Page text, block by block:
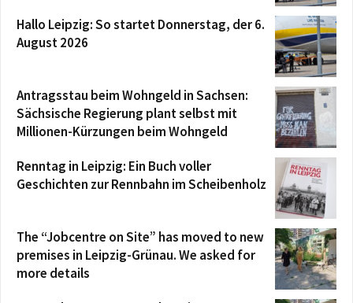
Hallo Leipzig: So startet Donnerstag, der 6.
August 2026
Antragsstau beim Wohngeld in Sachsen:
Sächsische Regierung plant selbst mit
Millionen-Kürzungen beim Wohngeld
Renntag in Leipzig: Ein Buch voller
Geschichten zur Rennbahn im Scheibenholz
The “Jobcentre on Site” has moved to new
premises in Leipzig-Grünau. We asked for
more details